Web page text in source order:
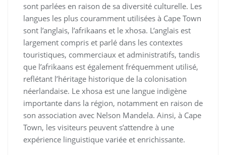
sont parlées en raison de sa diversité culturelle. Les
langues les plus couramment utilisées à Cape Town
sont l’anglais, l’afrikaans et le xhosa. L’anglais est
largement compris et parlé dans les contextes
touristiques, commerciaux et administratifs, tandis
que l’afrikaans est également fréquemment utilisé,
reflétant l’héritage historique de la colonisation
néerlandaise. Le xhosa est une langue indigène
importante dans la région, notamment en raison de
son association avec Nelson Mandela. Ainsi, à Cape
Town, les visiteurs peuvent s’attendre à une
expérience linguistique variée et enrichissante.